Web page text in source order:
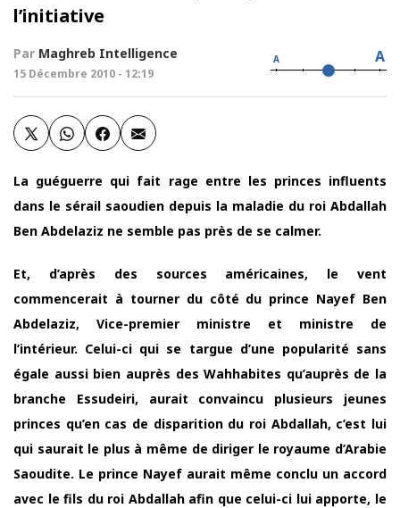
l’initiative
Par Maghreb Intelligence
15 Décembre 2010 - 12:19
A A
La guéguerre qui fait rage entre les princes influents
dans le sérail saoudien depuis la maladie du roi Abdallah
Ben Abdelaziz ne semble pas près de se calmer.
Et, d’après des sources américaines, le vent
commencerait à tourner du côté du prince Nayef Ben
Abdelaziz, Vice-premier ministre et ministre de
l’intérieur. Celui-ci qui se targue d’une popularité sans
égale aussi bien auprès des Wahhabites qu’auprès de la
branche Essudeiri, aurait convaincu plusieurs jeunes
princes qu’en cas de disparition du roi Abdallah, c’est lui
qui saurait le plus à même de diriger le royaume d’Arabie
Saoudite. Le prince Nayef aurait même conclu un accord
avec le fils du roi Abdallah afin que celui-ci lui apporte, le